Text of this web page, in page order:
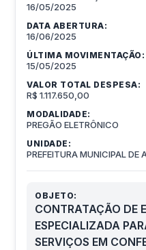
16/05/2025
DATA ABERTURA:
16/06/2025
ÚLTIMA MOVIMENTAÇÃO:
15/05/2025
VALOR TOTAL DESPESA:
R$ 1.117.650,00
MODALIDADE:
PREGÃO ELETRÔNICO
UNIDADE:
PREFEITURA MUNICIPAL DE
OBJETO:
CONTRATAÇÃO DE
ESPECIALIZADA
SERVIÇOS EM